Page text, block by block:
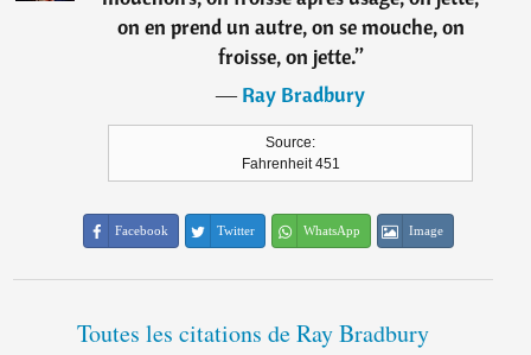
on en prend un autre, on se mouche, on
froisse, on jette.”
―Ray Bradbury
Source:
Fahrenheit 451
Facebook Twitter WhatsApp Image
Toutes les citations de Ray Bradbury